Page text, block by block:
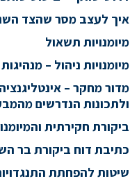
איך לעצב מסר שהצד
מיומנויות תשאול
מיומנויות ניהול –
מדור מחקר –
ולתכונות הנדרשים
ביקורת חקירתית
כתיבת דוח ביקורת בר השפעה – 6 טיפים
שיטות להפחתת